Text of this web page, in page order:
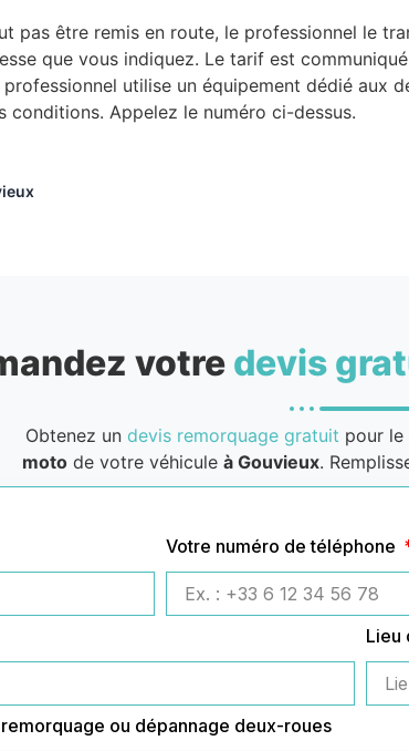
pas être remis en route, le professionnel le
que vous indiquez. Le tarif est
utilise un équipement dédié aux
conditions. Appelez le numéro ci-dessus.
votre devis
Obtenez un devis remorquage gratuit pour le
moto de votre véhicule à Gouvieux.
Votre numéro de téléphone
Lieu
ou dépannage deux-roues